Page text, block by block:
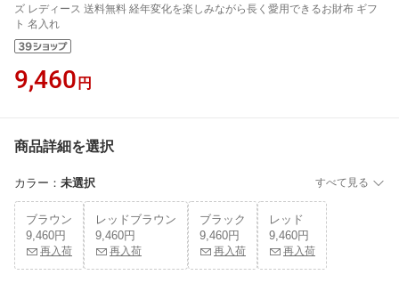
ズ レディース 送料無料 経年変化を楽しみながら長く愛用できるお財布 ギフ
ト 名入れ
9,460 円
商品詳細を選択
カラー ： 未選択 すべて見る
ブラウン
9,460円
再入荷
レッドブラウン
9,460円
再入荷
ブラック
9,460円
再入荷
レッド
9,460円
再入荷